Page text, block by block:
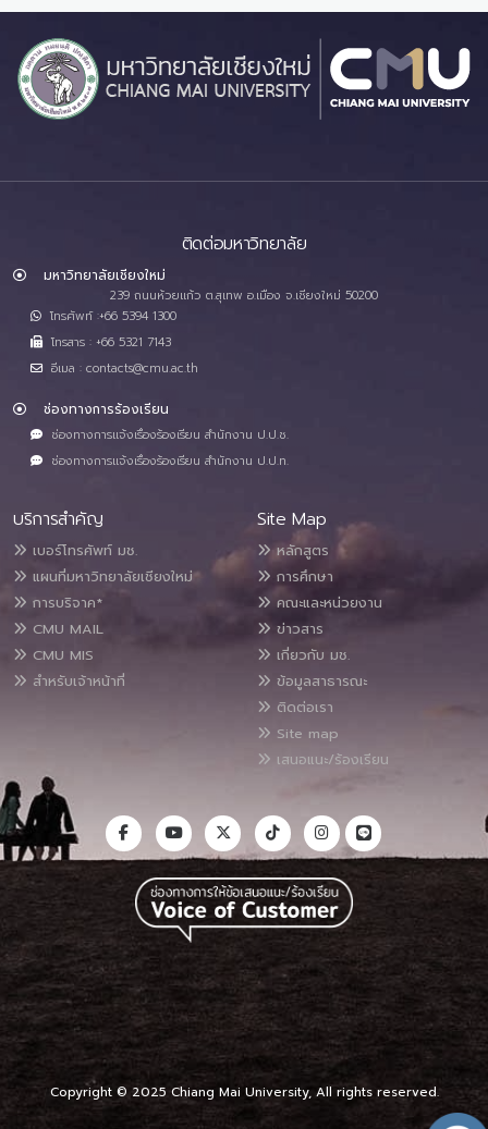
ติดต่อมหาวิทยาลัย
มหาวิทยาลัยเชียงใหม่
239 ถนนห้วยแก้ว ต.สุเทพ อ.เมือง จ.เชียงใหม่ 50200
โทรศัพท์ :+66 5394 1300
โทรสาร : +66 5321 7143
อีเมล : contacts@cmu.ac.th
ช่องทางการร้องเรียน
ช่องทางการแจ้งเรื่องร้องเรียน สำนักงาน ป.ป.ช.
ช่องทางการแจ้งเรื่องร้องเรียน สำนักงาน ป.ป.ท.
บริการสำคัญ
เบอร์โทรศัพท์ มช.
แผนที่มหาวิทยาลัยเชียงใหม่
การบริจาค*
CMU MAIL
CMU MIS
สำหรับเจ้าหน้าที่
Site Map
หลักสูตร
การศึกษา
คณะและหน่วยงาน
ข่าวสาร
เกี่ยวกับ มช.
ข้อมูลสาธารณะ
ติดต่อเรา
Site map
เสนอแนะ/ร้องเรียน
Copyright © 2025 Chiang Mai University, All rights reserved.